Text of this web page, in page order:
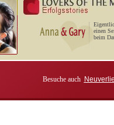
einen
beim
Besuche auch